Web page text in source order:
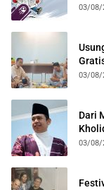
03/08/
Kota
03/08/
Dari
03/08/